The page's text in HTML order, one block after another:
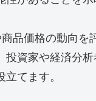
材料や労働力の
験する価格変動
れます。